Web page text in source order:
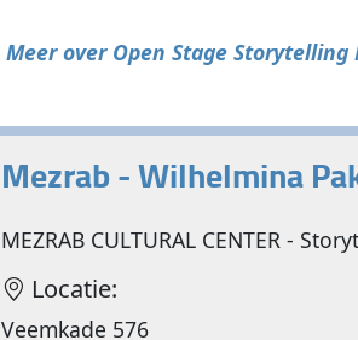
Meer over Open Stage
Mezrab - Wilhelmina
MEZRAB CULTURAL CENTER -
Locatie:
Veemkade 576